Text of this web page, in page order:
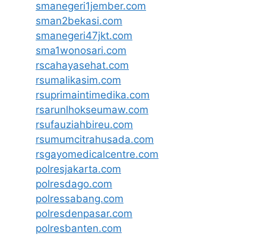
smanegeri1jember.com
sman2bekasi.com
smanegeri47jkt.com
sma1wonosari.com
rscahayasehat.com
rsumalikasim.com
rsuprimaintimedika.com
rsarunlhokseumaw.com
rsufauziahbireu.com
rsumumcitrahusada.com
rsgayomedicalcentre.com
polresjakarta.com
polresdago.com
polressabang.com
polresdenpasar.com
polresbanten.com